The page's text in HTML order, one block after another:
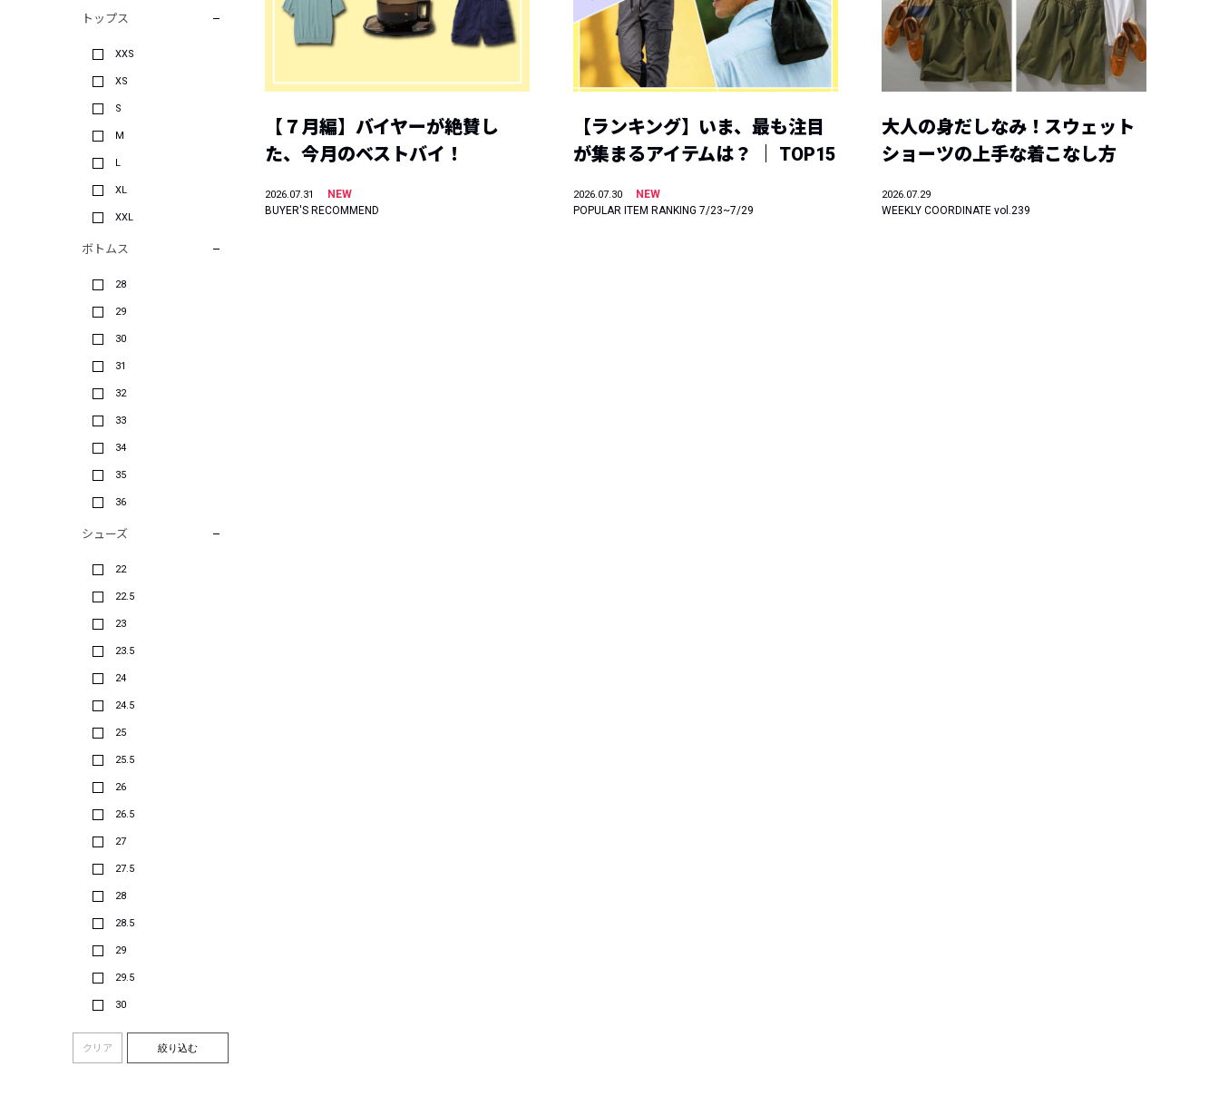
トップス
XXS
XS
S
M
L
XL
XXL
ボトムス
28
29
30
31
32
33
34
35
36
シューズ
22
22.5
23
23.5
24
24.5
25
25.5
26
26.5
27
27.5
28
28.5
29
29.5
30
クリア 絞り込む
【７月編】バイヤーが絶賛し
た、今月のベストバイ！
2026.07.31
NEW
BUYER'S RECOMMEND
【ランキング】いま、最も注目
が集まるアイテムは？ ｜ TOP15
2026.07.30
NEW
POPULAR ITEM RANKING 7/23~7/29
大人の身だしなみ！スウェット
ショーツの上手な着こなし方
2026.07.29
WEEKLY COORDINATE vol.239